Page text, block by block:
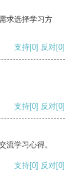
求选择学习方
支持[0] 反对[0]
支持[0] 反对[0]
流学习心得。
支持[0] 反对[0]